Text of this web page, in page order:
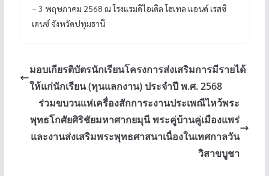
– 3 พฤษภาคม 2568 ณ โรงแรมดิไอเดิล โฮเทล แอนด์ เรสซิ
เดนซ์ จังหวัดปทุมธานี
มอบเกียรติบัตรนักเรียนโครงการส่งเสริมการมีรายได้
ให้แก่นักเรียน (ทุนแลกงาน) ประจำปี พ.ศ. 2568
ร่วมขบวนแห่เครื่องสักการะงานประเพณีไหว้พระ
พุทธโกศัยศิริชัยมหาศากยมุนี พระคู่บ้านคู่เมืองแพร่
และงานส่งเสริมพระพุทธศาสนาเนื่องในเทศกาลวัน
วิสาขบูชา